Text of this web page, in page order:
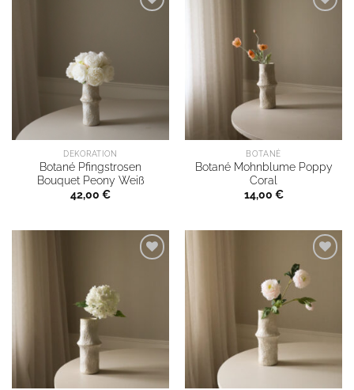
DEKORATION
Botané Pfingstrosen
Bouquet Peony Weiß
42,00 €
BOTANÉ
Botané Mohnblume Poppy
Coral
14,00 €